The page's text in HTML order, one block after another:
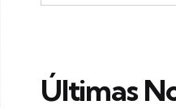
Últimas